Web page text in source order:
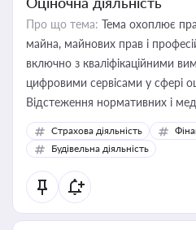
Про що тема: Тема охоплює
майна, майнових прав і
включно з кваліфікаційними
цифровими сервісами у сфері
Відстеження нормативних і
корисне для власника бізнесу,
бухгалтера під час
державного майна,
статусу суб'єктів оціночної
Страхова діяльність
Будівельна діяльність